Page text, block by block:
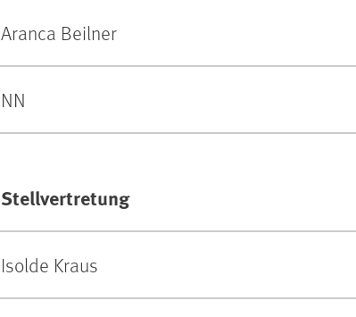
Aranca Beilner
NN
Stellvertretung
Isolde Kraus